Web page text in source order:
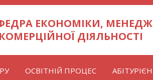
ЕКОНОМІКИ,
ДІЯЛЬНОСТІ
ОСВІТНІЙ ПРОЦЕС